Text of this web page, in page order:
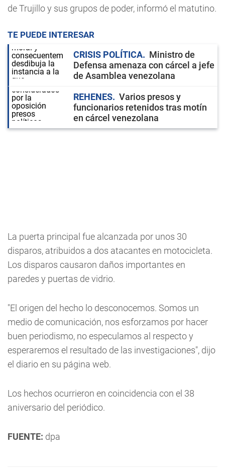
de Trujillo y sus grupos de poder, informó el matutino.
TE PUEDE INTERESAR
CRISIS POLÍTICA
Ministro de
Defensa amenaza con cárcel a jefe
de Asamblea venezolana
REHENES
Varios presos y
funcionarios retenidos tras motín
en cárcel venezolana
La puerta principal fue alcanzada por unos 30
disparos, atribuidos a dos atacantes en motocicleta.
Los disparos causaron daños importantes en
paredes y puertas de vidrio.
"El origen del hecho lo desconocemos. Somos un
medio de comunicación, nos esforzamos por hacer
buen periodismo, no especulamos al respecto y
esperaremos el resultado de las investigaciones", dijo
el diario en su página web.
Los hechos ocurrieron en coincidencia con el 38
aniversario del periódico.
FUENTE: dpa